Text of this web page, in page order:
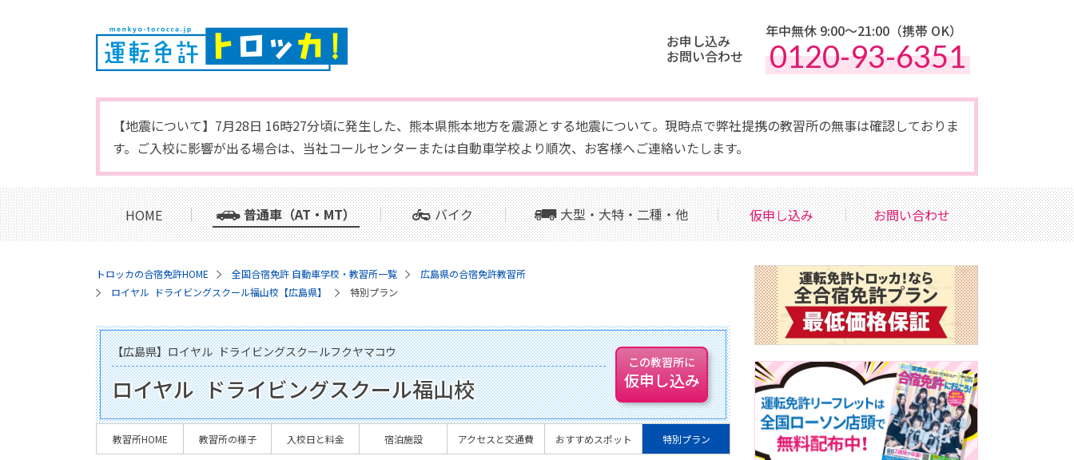
お申し込み
お問い合わせ
年中無休 9:00〜21:00（携帯 OK）
0120-93-6351
【地震について】7月28日 16時27分頃に発生した、熊本県熊本地方を震源とする地震について。現時点で弊社提携の教習所の無事は確認しておりま
す。ご入校に影響が出る場合は、当社コールセンターまたは自動車学校より順次、お客様へご連絡いたします。
HOME 普通車（AT・MT） バイク 大型・大特・二種・他 仮申し込み お問い合わせ
トロッカの合宿免許HOME 全国合宿免許 自動車学校・教習所一覧
広島県の合宿免許教習所
ロイヤル ドライビングスクール福山校【広島県】
特別プラン
【広島県】ロイヤル ドライビングスクールフクヤマコウ
ロイヤル ドライビングスクール福山校
この教習所に
仮申し込み
教習所HOME 教習所の様子 入校日と料金 宿泊施設 アクセスと交通費 おすすめスポット 特別プラン